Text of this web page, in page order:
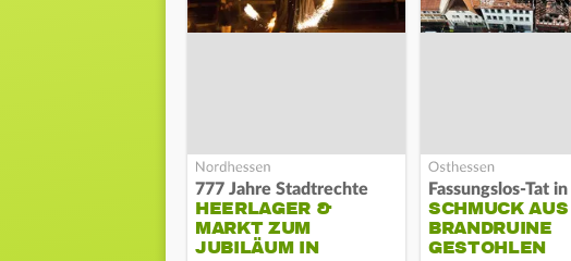
777 Jahre Stadtrechte
HEERLAGER &
MARKT ZUM
JUBILÄUM IN
SCHMUCK AUS
BRANDRUINE
GESTOHLEN